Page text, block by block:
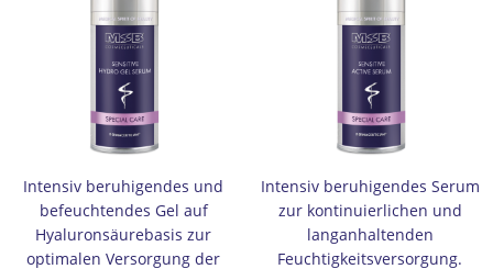
Intensiv beruhigendes und
befeuchtendes Gel auf
Hyaluronsäurebasis zur
optimalen Versorgung der
gewählt
werden
Intensiv beruhigendes Serum
zur kontinuierlichen und
langanhaltenden
Feuchtigkeitsversorgung.